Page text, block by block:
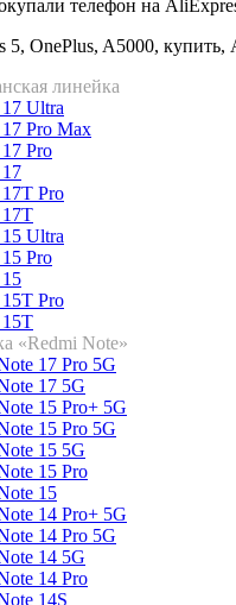
телефон на
5, OnePlus, A5000,
линейка
Ultra
Pro Max
Pro
Pro
Ultra
Pro
Pro
«Redmi Note»
17 Pro 5G
17 5G
15 Pro+ 5G
15 Pro 5G
15 5G
15 Pro
15
14 Pro+ 5G
14 Pro 5G
14 5G
14 Pro
14S